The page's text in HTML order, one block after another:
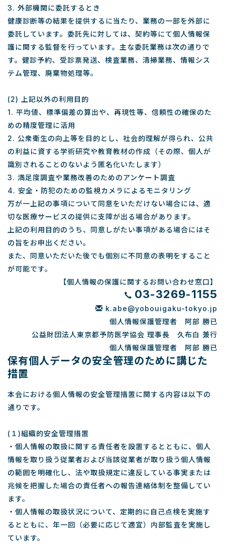
3. 外部機関に委託するとき
健康診断等の結果を提供するに当たり、業務の一部を外部に
委託しています。委託先に対しては、契約等にて個人情報保
護に関する監督を行っています。主な委託業務は次の通りで
す。健診予約、受診票発送、検査業務、清掃業務、情報シス
テム管理、廃棄物処理等。
(2) 上記以外の利用目的
1. 平均値、標準偏差の算出や、再現性等、信頼性の確保のた
めの精度管理に活用
2. 公衆衛生の向上等を目的とし、社会的理解が得られ、公共
の利益に資する学術研究や教育教材の作成（その際、個人が
識別されることのないよう匿名化いたします）
3. 満足度調査や業務改善のためのアンケート調査
4. 安全・防犯のための監視カメラによるモニタリング
万が一上記の事項について同意をいただけない場合には、適
切な医療サービスの提供に支障が出る場合があります。
上記の利用目的のうち、同意しがたい事項がある場合にはそ
の旨をお申出ください。
また、同意いただいた後でも個別に不同意の表明をすること
が可能です。
【個人情報の保護に関するお問い合わせ窓口】
03-3269-1155
k.abe@yobouigaku-tokyo.jp
個人情報保護管理者 阿部 勝已
公益財団法人東京都予防医学協会 理事長 久布白 兼行
個人情報保護管理者 阿部 勝已
保有個人データの安全管理のために講じた
措置
本会における個人情報の安全管理措置に関する内容は以下の
通りです。
(１)組織的安全管理措置
・個人情報の取扱に関する責任者を設置するとともに、個人
情報を取り扱う従業者および当該従業者が取り扱う個人情報
の範囲を明確化し、法や取扱規定に違反している事実または
兆候を把握した場合の責任者への報告連絡体制を整備してい
ます。
・個人情報の取扱状況について、定期的に自己点検を実施す
るとともに、年一回（必要に応じて適宜）内部監査を実施し
ています。